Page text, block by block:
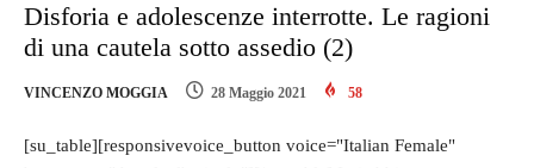
Disforia e adolescenze interrotte. Le ragioni
di una cautela sotto assedio (2)
VINCENZO MOGGIA 28 Maggio 2021 58
[su_table][responsivevoice_button voice="Italian Female"